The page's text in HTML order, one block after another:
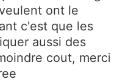
ont le
c'est que les
aussi des
cout, merci